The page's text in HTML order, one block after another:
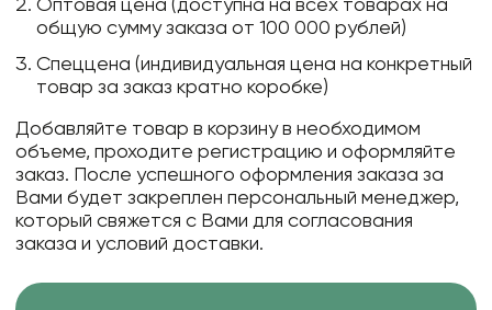
Оптовая цена (доступна на всех товарах на
общую сумму заказа от 100 000 рублей)
Спеццена (индивидуальная цена на конкретный
товар за заказ кратно коробке)
Добавляйте товар в корзину в необходимом
объеме, проходите регистрацию и оформляйте
заказ. После успешного оформления заказа за
Вами будет закреплен персональный менеджер,
который свяжется с Вами для согласования
заказа и условий доставки.